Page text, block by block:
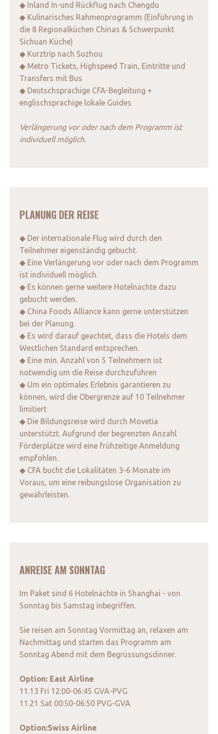
◆ Inland In-und Rückflug nach Chengdu
◆ Kulinarisches Rahmenprogramm (Einführung in
die 8 Regionalküchen Chinas & Schwerpunkt
Sichuan Küche)
◆ Kurztrip nach Suzhou
◆ Metro Tickets, Highspeed Train, Eintritte und
Transfers mit Bus
◆ Deutschsprachige CFA-Begleitung +
englischsprachige lokale Guides
Verlängerung vor oder nach dem Programm ist
individuell möglich.
PLANUNG DER REISE
◆ Der internationale Flug wird durch den
Teilnehmer eigenständig gebucht.
◆ Eine Verlängerung vor oder nach dem Programm
ist individuell möglich.
◆ Es können gerne weitere Hotelnächte dazu
gebucht werden.
◆ China Foods Alliance kann gerne unterstützen
bei der Planung.
◆ Es wird darauf geachtet, dass die Hotels dem
Westlichen Standard entsprechen.
◆ Eine min. Anzahl von 5 Teilnehmern ist
notwendig um die Reise durchzuführen
◆ Um ein optimales Erlebnis garantieren zu
können, wird die Obergrenze auf 10 Teilnehmer
limitiert
◆ Die Bildungsreise wird durch Movetia
unterstützt. Aufgrund der begrenzten Anzahl
Förderplätze wird eine frühzeitige Anmeldung
empfohlen.
◆ CFA bucht die Lokalitäten 3-6 Monate im
Voraus, um eine reibungslose Organisation zu
gewährleisten.
ANREISE AM SONNTAG
Im Paket sind 6 Hotelnächte in Shanghai - von
Sonntag bis Samstag inbegriffen.
Sie reisen am Sonntag Vormittag an, relaxen am
Nachmittag und starten das Programm am
Sonntag Abend mit dem Begrüssungsdinner.
Option: East Airline
11.13 Fri 12:00-06:45 GVA-PVG
11.21 Sat 00:50-06:50 PVG-GVA
Option:Swiss Airline